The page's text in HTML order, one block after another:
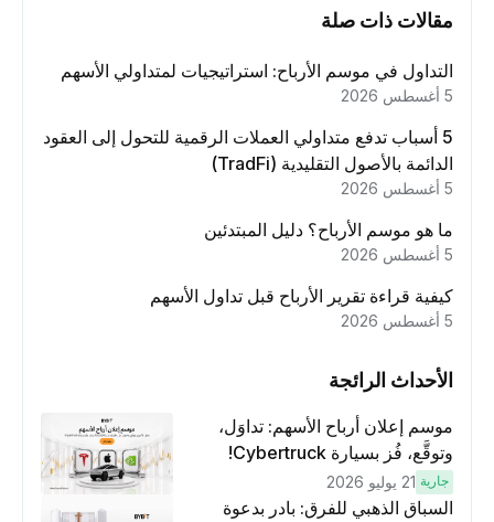
مقالات ذات صلة
التداول في موسم الأرباح: استراتيجيات لمتداولي الأسهم
5 أسباب تدفع متداولي العملات الرقمية للتحول إلى العقود
الدائمة بالأصول التقليدية (TradFi)
ما هو موسم الأرباح؟ دليل المبتدئين
كيفية قراءة تقرير الأرباح قبل تداول الأسهم
الأحداث الرائجة
موسم إعلان أرباح الأسهم: تداوَل،
وتوقَّع، فُز بسيارة Cybertruck!
جارية 21 يوليو 2026
السباق الذهبي للفرق: بادر بدعوة